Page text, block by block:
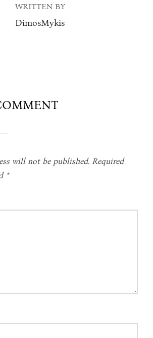
WRITTEN BY
DimosMykis
will not be published. Required
*